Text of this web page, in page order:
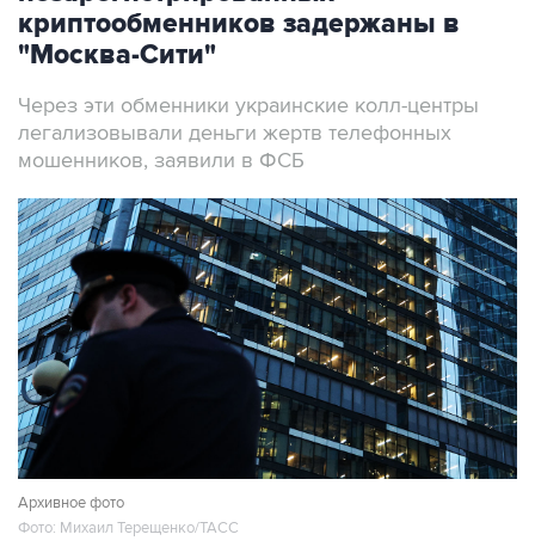
криптообменников задержаны в
"Москва-Сити"
Через эти обменники украинские колл-центры
легализовывали деньги жертв телефонных
мошенников, заявили в ФСБ
Архивное фото
Фото: Михаил Терещенко/ТАСС